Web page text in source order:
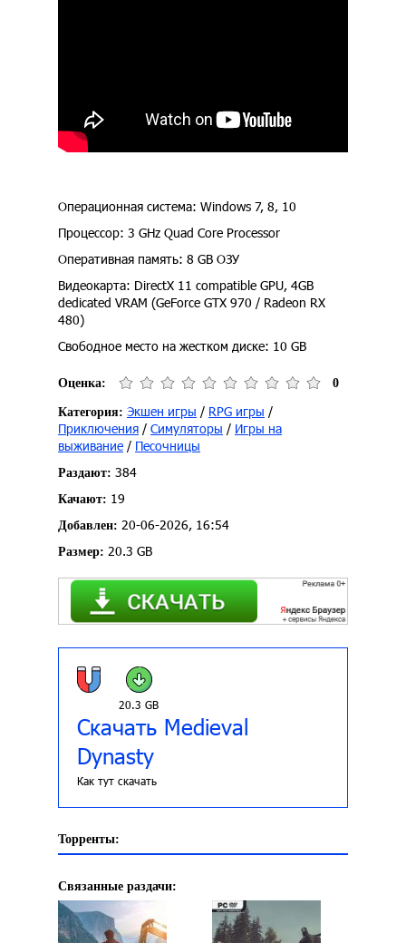
Операционная система: Windows 7, 8, 10
Процессор: 3 GHz Quad Core Processor
Оперативная память: 8 GB ОЗУ
Видеокарта: DirectX 11 compatible GPU, 4GB
dedicated VRAM (GeForce GTX 970 / Radeon RX
480)
Свободное место на жестком диске: 10 GB
Оценка: 0
Категория: Экшен игры / RPG игры /
Приключения / Симуляторы / Игры на
выживание / Песочницы
Раздают: 384
Качают: 19
Добавлен: 20-06-2026, 16:54
Размер: 20.3 GB
20.3 GB
Скачать Medieval
Dynasty
Как тут скачать
Торренты:
Связанные раздачи: